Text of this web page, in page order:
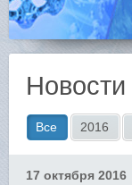
Новости
Все 2016
17 октября 2016